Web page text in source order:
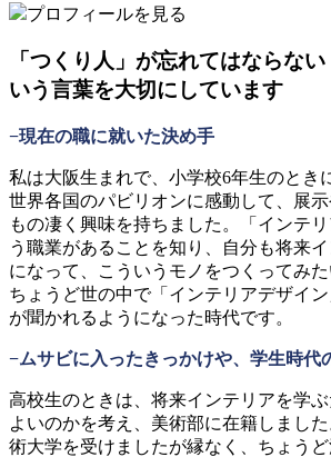
プロフィールを見る
「つくり人」が忘れてはならな
いう言葉を大切にしています
−現在の職に就いた決め手
私は大阪生まれで、小学校6年生のとき
世界各国のパビリオンに感動して、展
もの凄く興味を持ちました。「インテ
う職業があることを知り、自分も将来
になって、こういうモノをつくってみた
ちょうど世の中で「インテリアデザイ
が聞かれるようになった時代です。
−ムサビに入ったきっかけや、学生時代
高校生のときは、将来インテリアを学
よいのかを考え、美術部に在籍しまし
術大学を受けましたが縁なく、ちょう